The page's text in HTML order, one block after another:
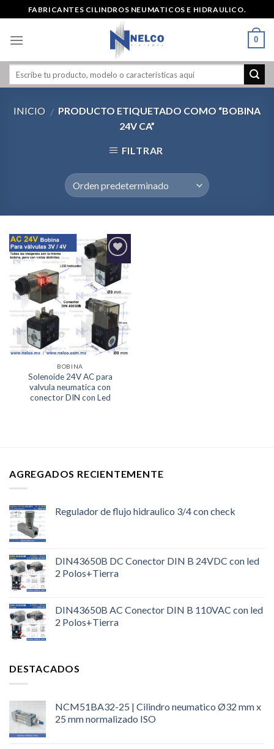
content
FABRICANTES CILINDROS NEUMATICOS E HIDRAULICO.
0
INICIO / PRODUCTO ETIQUETADO COMO “BOBINA
24V CA”
FILTRAR
Agregar
a la
Lista de
deseos
BOBINA
Solenoide 24V AC para
valvula neumatica con
conector DIN con Led
AGREGADOS RECIENTEMENTE
Regulador de flujo hidraulico 3/4 con check
DIN43650B DC Conector DIN B 24VDC con led
2 Polos+Tierra
DIN43650B AC Conector DIN B 110VAC con led
2 Polos+Tierra
DESTACADOS
NCM51BA32-25 | Cilindro neumatico Ø32 mm x
25 mm normalizado ISO